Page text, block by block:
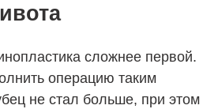
сложнее первой.
операцию таким
не стал больше, при этом